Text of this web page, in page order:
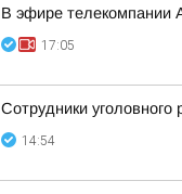
В эфире телекомпании
17:05
Сотрудники
14:54